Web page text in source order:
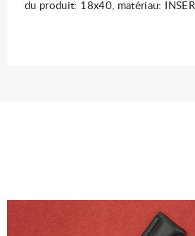
du produit: 18x40, matériau: